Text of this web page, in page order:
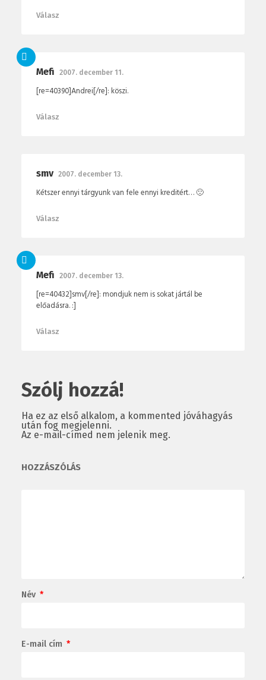
Válasz
Mefi 2007. december 11.
[re=40390]Andrei[/re]: köszi.
Válasz
smv 2007. december 13.
Kétszer ennyi tárgyunk van fele ennyi kreditért… 🙁
Válasz
Mefi 2007. december 13.
[re=40432]smv[/re]: mondjuk nem is sokat jártál be
előadásra. :]
Válasz
Szólj hozzá!
Ha ez az első alkalom, a kommented jóváhagyás
után fog megjelenni.
Az e-mail-címed nem jelenik meg.
HOZZÁSZÓLÁS
Név *
E-mail cím *